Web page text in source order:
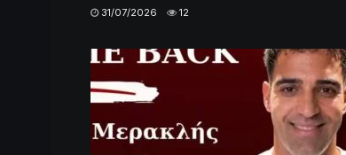
31/07/2026 12